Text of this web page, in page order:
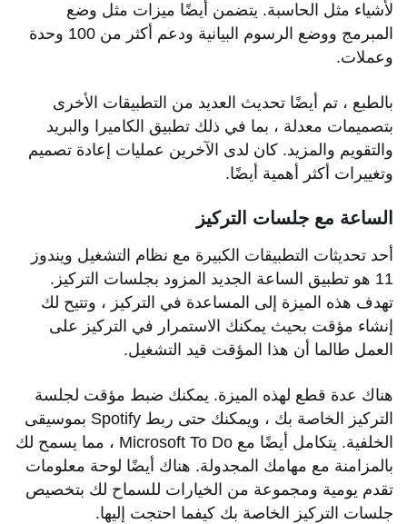
لأشياء مثل الحاسبة. يتضمن أيضًا ميزات مثل وضع
المبرمج ووضع الرسوم البيانية ودعم أكثر من 100 وحدة
وعملات.
بالطبع ، تم أيضًا تحديث العديد من التطبيقات الأخرى
بتصميمات معدلة ، بما في ذلك تطبيق الكاميرا والبريد
والتقويم والمزيد. كان لدى الآخرين عمليات إعادة تصميم
وتغييرات أكثر أهمية أيضًا.
الساعة مع جلسات التركيز
أحد تحديثات التطبيقات الكبيرة مع نظام التشغيل ويندوز
11 هو تطبيق الساعة الجديد المزود بجلسات التركيز.
تهدف هذه الميزة إلى المساعدة في التركيز ، وتتيح لك
إنشاء مؤقت بحيث يمكنك الاستمرار في التركيز على
العمل طالما أن هذا المؤقت قيد التشغيل.
هناك عدة قطع لهذه الميزة. يمكنك ضبط مؤقت لجلسة
التركيز الخاصة بك ، ويمكنك حتى ربط Spotify بموسيقى
الخلفية. يتكامل أيضًا مع Microsoft To Do ، مما يسمح لك
بالمزامنة مع مهامك المجدولة. هناك أيضًا لوحة معلومات
تقدم يومية ومجموعة من الخيارات للسماح لك بتخصيص
جلسات التركيز الخاصة بك كيفما احتجت إليها.